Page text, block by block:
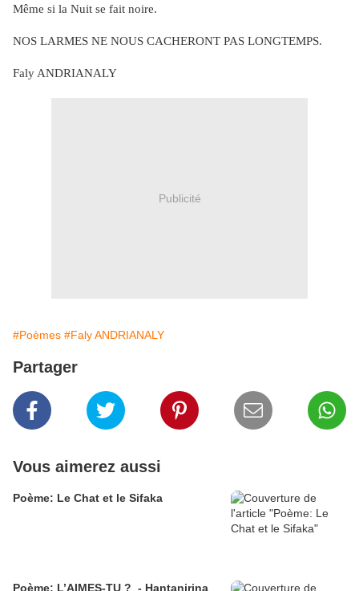
Même si la Nuit se fait noire.
NOS LARMES NE NOUS CACHERONT PAS LONGTEMPS.
Faly ANDRIANALY
Publicité
#Poèmes #Faly ANDRIANALY
Partager
Vous aimerez aussi
Poème: Le Chat et le Sifaka
Poème: L’AIMES-TU ? - Hantanirina